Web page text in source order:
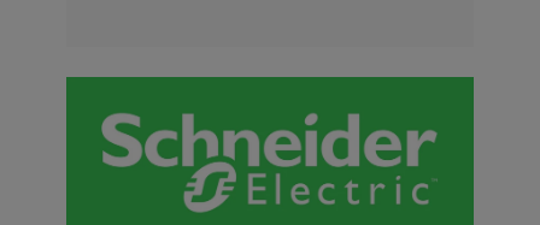
2026-04-27 06:30